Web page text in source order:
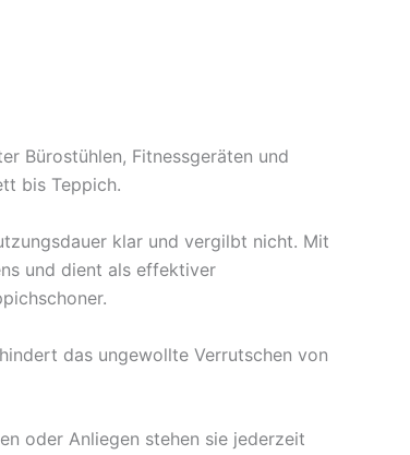
Bürostühlen, Fitnessgeräten und
bis Teppich.
klar und vergilbt nicht. Mit
und dient als effektiver
das ungewollte Verrutschen von
oder Anliegen stehen sie jederzeit